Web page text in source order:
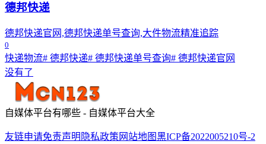
德邦快递
德邦快递官网,德邦快递单号查询,大件物流精准追踪
0
快递物流# 德邦快递# 德邦快递单号查询# 德邦快递官网
没有了
自媒体平台有哪些 - 自媒体平台大全
友链申请免责声明 隐私政策 网站地图黑ICP备2022005210号-2